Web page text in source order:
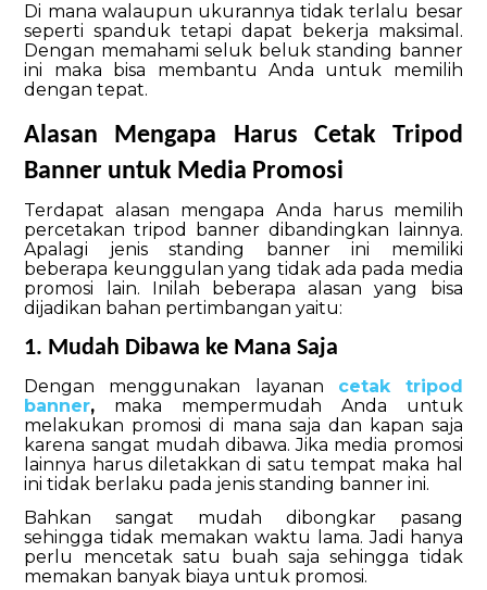
Di mana walaupun ukurannya tidak terlalu besar
seperti spanduk tetapi dapat bekerja maksimal.
Dengan memahami seluk beluk standing banner
ini maka bisa membantu Anda untuk memilih
dengan tepat.
Alasan Mengapa Harus Cetak Tripod
Banner untuk Media Promosi
Terdapat alasan mengapa Anda harus memilih
percetakan tripod banner dibandingkan lainnya.
Apalagi jenis standing banner ini memiliki
beberapa keunggulan yang tidak ada pada media
promosi lain. Inilah beberapa alasan yang bisa
dijadikan bahan pertimbangan yaitu:
1. Mudah Dibawa ke Mana Saja
Dengan menggunakan layanan cetak tripod
banner, maka mempermudah Anda untuk
melakukan promosi di mana saja dan kapan saja
karena sangat mudah dibawa. Jika media promosi
lainnya harus diletakkan di satu tempat maka hal
ini tidak berlaku pada jenis standing banner ini.
Bahkan sangat mudah dibongkar pasang
sehingga tidak memakan waktu lama. Jadi hanya
perlu mencetak satu buah saja sehingga tidak
memakan banyak biaya untuk promosi.